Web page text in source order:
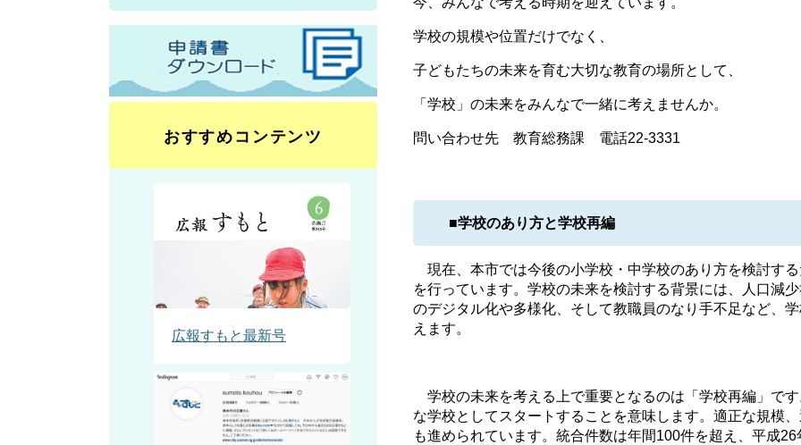
学校の規模や位置だけでなく、
子どもたちの未来を育む大切な教育の場所として、
「学校」の未来をみんなで一緒に考えませんか。
問い合わせ先 教育総務課 電話22-3331
■学校のあり方と学校再編
現在、本市では今後の小学校・中学校のあり方を検討す
を行っています。学校の未来を検討する背景には、人口減
のデジタル化や多様化、そして教職員のなり手不足など、
えます。
学校の未来を考える上で重要となるのは「学校再編」で
な学校としてスタートすることを意味します。適正な規模
も進められています。統合件数は年間100件を超え、平成
おすすめコンテンツ
広報すもと最新号